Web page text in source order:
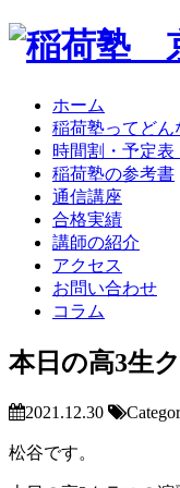
ホーム
稲荷塾ってどん
時間割・予定表
稲荷塾の参考書
通信講座
合格実績
講師の紹介
アクセス
お問い合わせ
コラム
本日の高3生
2021.12.30
松谷です。